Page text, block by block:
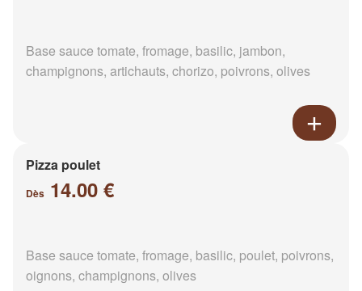
Base sauce tomate, fromage, basilic, jambon,
champignons, artichauts, chorizo, poivrons, olives
Pizza poulet
Dès 14.00 €
Base sauce tomate, fromage, basilic, poulet, poivrons,
oignons, champignons, olives